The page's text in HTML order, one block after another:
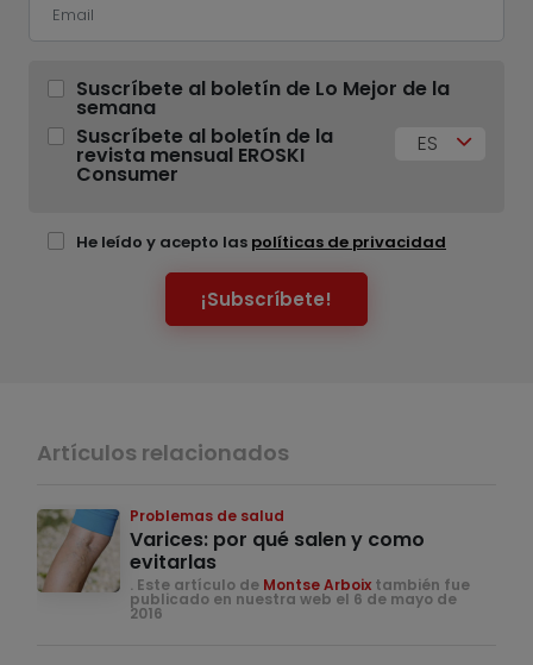
Suscríbete al boletín de Lo Mejor de la
semana
Suscríbete al boletín de la
revista mensual EROSKI
Consumer
ES
He leído y acepto las políticas de privacidad
¡Subscríbete!
Artículos relacionados
Problemas de salud
Varices: por qué salen y como
evitarlas
. Este artículo de Montse Arboix también fue
publicado en nuestra web el 6 de mayo de
2016